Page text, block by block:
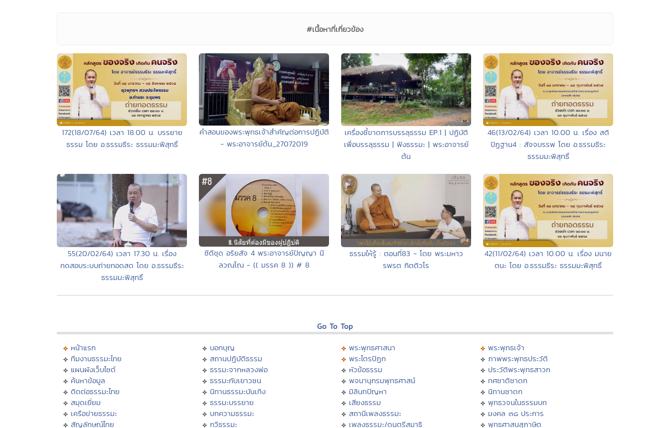
#เนื้อหาที่เกี่ยวข้อง
172(18/07/64) เวลา 18.00 น. บรรยาย
ธรรม โดย อ.ธรรมธีระ ธรรมมะพิสุทธิ์
คำสอนของพระพุทธเจ้าสำคัญต่อการปฏิบัติ
- พระอาจารย์ต้น_27072019
เครื่องชี้ขาดการบรรลุธรรม EP.1 | ปฏิบัติ
เพื่อบรรลุธรรม | ฟังธรรมะ | พระอาจารย์
ต้น
46(13/02/64) เวลา 10.00 น. เรื่อง สติ
ปัฏฐาน4 : สัจจบรรพ โดย อ.ธรรมธีระ
ธรรมมะพิสุทธิ์
55(20/02/64) เวลา 17.30 น. เรื่อง
ทดสอบระบบถ่ายทอดสด โดย อ.ธรรมธีระ
ธรรมมะพิสุทธิ์
ซีดีชุด อริยสัจ 4 พระอาจารย์ปัญญา นี
ลวณฺโณ - (( มรรค 8 )) # 8
ธรรมให้รู้ : ตอนที่83 - โดย พระมหาว
รพรต กิตติวโร
42(11/02/64) เวลา 10.00 น. เรื่อง มนาย
ตนะ โดย อ.ธรรมธีระ ธรรมมะพิสุทธิ์
Go To Top
หน้าแรก
ทีมงานธรรมะไทย
แผนผังเว็บไซต์
ค้นหาข้อมูล
ติดต่อธรรมะไทย
สมุดเยี่ยม
เครือข่ายธรรมะ
สัญลักษณ์ไทย
บอกบุญ
สถานปฏิบัติธรรม
ธรรมะจากหลวงพ่อ
ธรรมะกับเยาวชน
นิทานธรรมะบันเทิง
ธรรมะบรรยาย
บทความธรรมะ
กวีธรรมะ
พระพุทธศาสนา
พระไตรปิฏก
หัวข้อธรรม
พจนานุกรมพุทธศาสน์
มิลินทปัญหา
เสียงธรรม
สถานีเพลงธรรมะ
เพลงธรรมะ/ดนตรีสมาธิ
พระพุทธเจ้า
ภาพพระพุทธประวัติ
ประวัติพระพุทธสาวก
ทศชาติชาดก
นิทานชาดก
พุทธวจนในธรรมบท
มงคล ๓๘ ประการ
พุทธศาสนสุภาษิต